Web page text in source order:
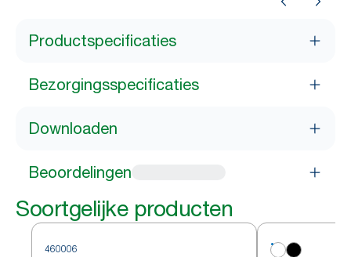
Productspecificaties
Bezorgingsspecificaties
Downloaden
Beoordelingen
Soortgelijke producten
460006